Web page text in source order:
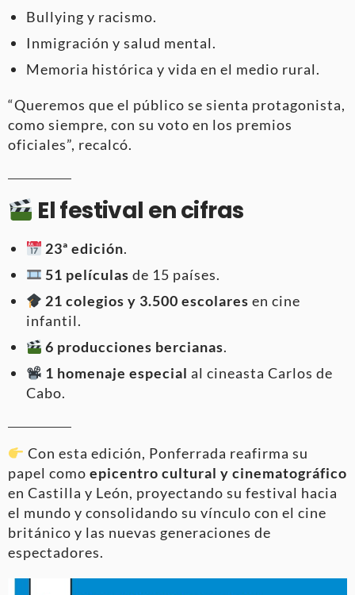
Bullying y racismo.
Inmigración y salud mental.
Memoria histórica y vida en el medio rural.
“Queremos que el público se sienta protagonista,
como siempre, con su voto en los premios
oficiales”, recalcó.
El festival en cifras
23ª edición.
51 películas de 15 países.
21 colegios y 3.500 escolares en cine
infantil.
6 producciones bercianas.
1 homenaje especial al cineasta Carlos de
Cabo.
Con esta edición, Ponferrada reafirma su
papel como epicentro cultural y cinematográfico
en Castilla y León, proyectando su festival hacia
el mundo y consolidando su vínculo con el cine
británico y las nuevas generaciones de
espectadores.